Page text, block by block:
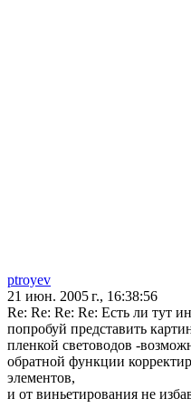
ptroyev
21 июн. 2005 г., 16:38:56
Re: Re: Re: Re: Есть ли тут
попробуй представить
пленкой световодов -
обратной функции
элементов,
и от виньетирования не